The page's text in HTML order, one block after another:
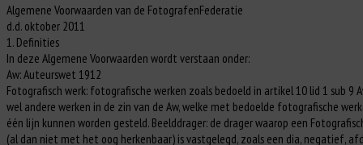
Algemene Voorwaarden van de FotografenFederatie
d.d. oktober 2011
1. Definities
In deze Algemene Voorwaarden wordt verstaan onder:
Aw: Auteurswet 1912
Fotografisch werk: fotografische werken zoals bedoeld in artikel 10 lid 1 sub 9
wel andere werken in de zin van de Aw, welke met bedoelde fotografische
één lijn kunnen worden gesteld. Beelddrager: de drager waarop een
(al dan niet met het oog herkenbaar) is vastgelegd, zoals een dia, negatief,